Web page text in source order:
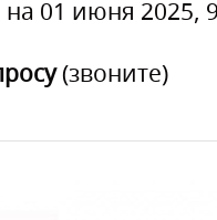
01 июня 2025,
(звоните)